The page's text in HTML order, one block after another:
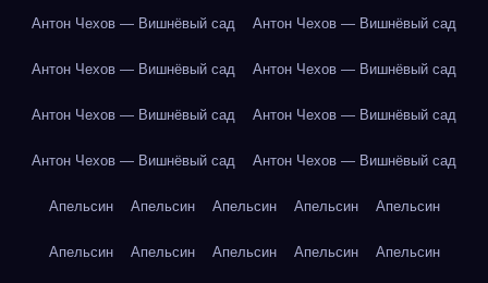
Антон Чехов — Вишнёвый сад Антон Чехов — Вишнёвый сад
Антон Чехов — Вишнёвый сад Антон Чехов — Вишнёвый сад
Антон Чехов — Вишнёвый сад Антон Чехов — Вишнёвый сад
Антон Чехов — Вишнёвый сад Антон Чехов — Вишнёвый сад
Апельсин Апельсин Апельсин Апельсин Апельсин
Апельсин Апельсин Апельсин Апельсин Апельсин